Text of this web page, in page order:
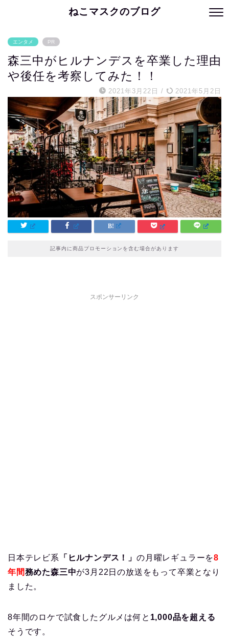
ねこマスクのブログ
エンタメ PR
森三中がヒルナンデスを卒業した理由
や後任を考察してみた！！
2021年3月22日 / 2021年5月2日
記事内に商品プロモーションを含む場合があります
スポンサーリンク
日本テレビ系 「ヒルナンデス！」の月曜レギュラーを8
年間務めた森三中が3月22日の放送をもって卒業となり
ました。
8年間のロケで試食したグルメは何と 1,000品を超える
そうです。